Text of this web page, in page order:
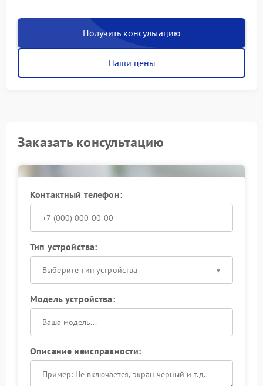
Получить консультацию
Наши цены
Заказать консультацию
Контактный телефон:
Тип устройства:
Выберите тип устройства
Модель устройства:
Описание неисправности: